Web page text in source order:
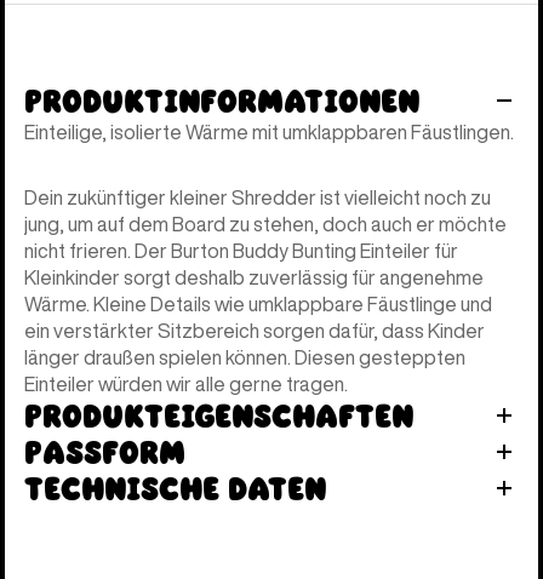
Produktinformationen
Einteilige, isolierte Wärme mit umklappbaren Fäustlingen.
Dein zukünftiger kleiner Shredder ist vielleicht noch zu
jung, um auf dem Board zu stehen, doch auch er möchte
nicht frieren. Der Burton Buddy Bunting Einteiler für
Kleinkinder sorgt deshalb zuverlässig für angenehme
Wärme. Kleine Details wie umklappbare Fäustlinge und
ein verstärkter Sitzbereich sorgen dafür, dass Kinder
länger draußen spielen können. Diesen gesteppten
Einteiler würden wir alle gerne tragen.
Produkteigenschaften
Passform
Technische Daten